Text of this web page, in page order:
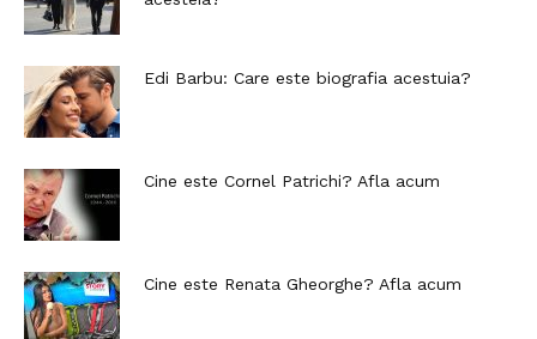
Edi Barbu: Care este biografia acestuia?
Cine este Cornel Patrichi? Afla acum
Cine este Renata Gheorghe? Afla acum